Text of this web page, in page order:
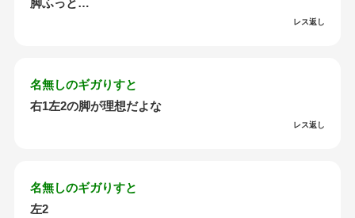
レス返し
名無しのギガりすと
右1左2の脚が理想だよな
レス返し
名無しのギガりすと
左2